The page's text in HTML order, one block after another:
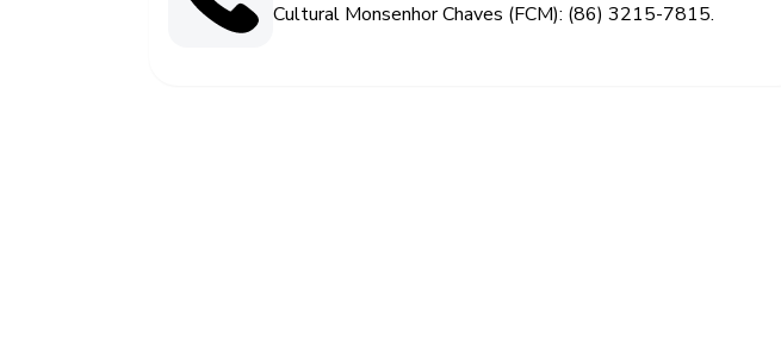
Cultural Monsenhor Chaves (FCM): (86) 3215-7815.